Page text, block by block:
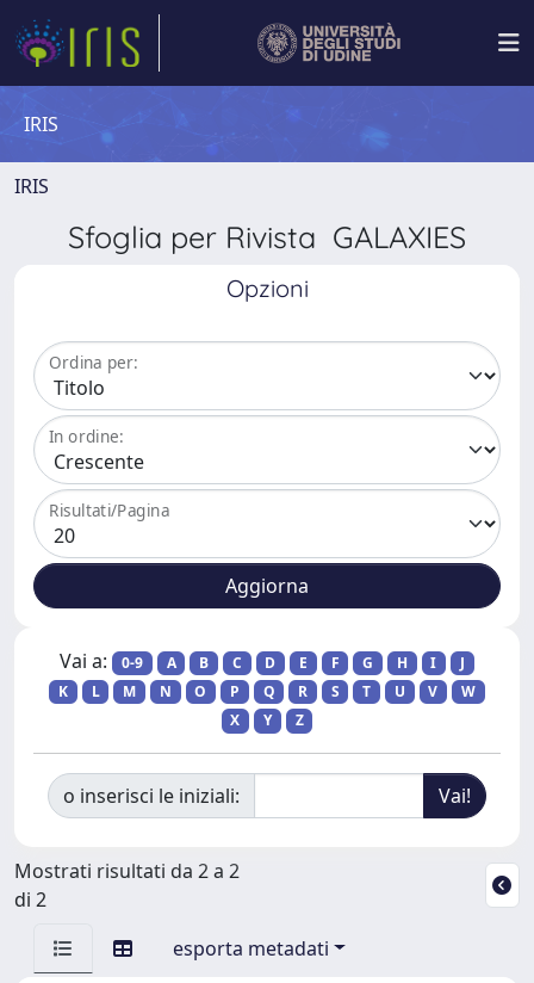
IRIS
IRIS
Sfoglia per Rivista GALAXIES
Opzioni
Ordina per:
In ordine:
Risultati/Pagina
Vai a: 0-9 A B C D E F G H I
J
K
L M N O P Q R S T U V
W
X
Y Z
o inserisci le iniziali:
Mostrati risultati da 2 a 2
di 2
esporta metadati